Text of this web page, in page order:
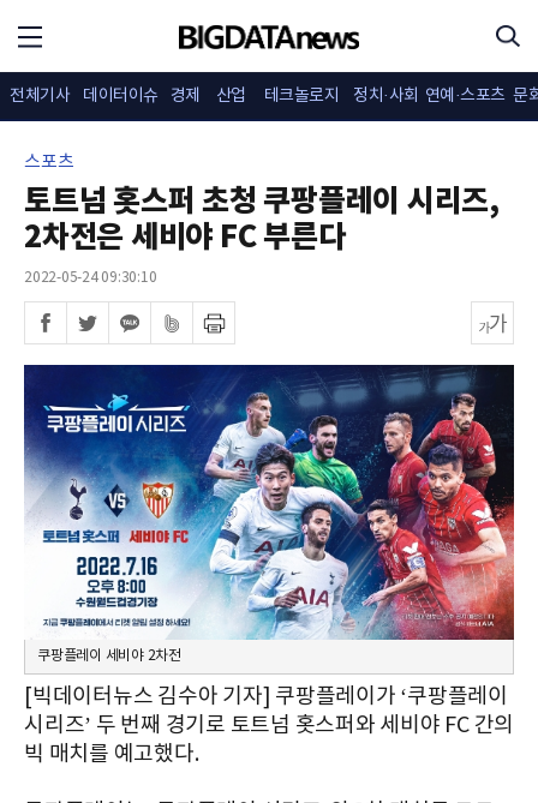
전체기사 데이터이슈 경제 산업 테크놀로지 정치·사회 연예·스포츠 문
스포츠
토트넘 홋스퍼 초청 쿠팡플레이 시리즈,
2차전은 세비야 FC 부른다
2022-05-24 09:30:10
쿠팡플레이 세비야 2차전
[빅데이터뉴스 김수아 기자] 쿠팡플레이가 ‘쿠팡플레이
시리즈’ 두 번째 경기로 토트넘 홋스퍼와 세비야 FC 간의
빅 매치를 예고했다.